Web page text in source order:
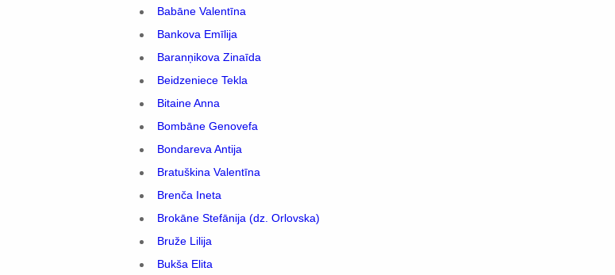
Babāne Valentīna
Bankova Emīlija
Baranņikova Zinaīda
Beidzeniece Tekla
Bitaine Anna
Bombāne Genovefa
Bondareva Antija
Bratuškina Valentīna
Brenča Ineta
Brokāne Stefānija (dz. Orlovska)
Bruže Lilija
Bukša Elita